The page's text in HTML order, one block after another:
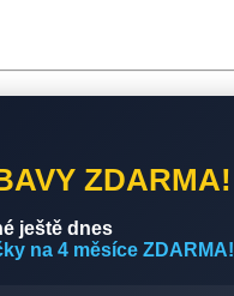
ZDARMA!
ještě dnes
na 4 měsíce ZDARMA!